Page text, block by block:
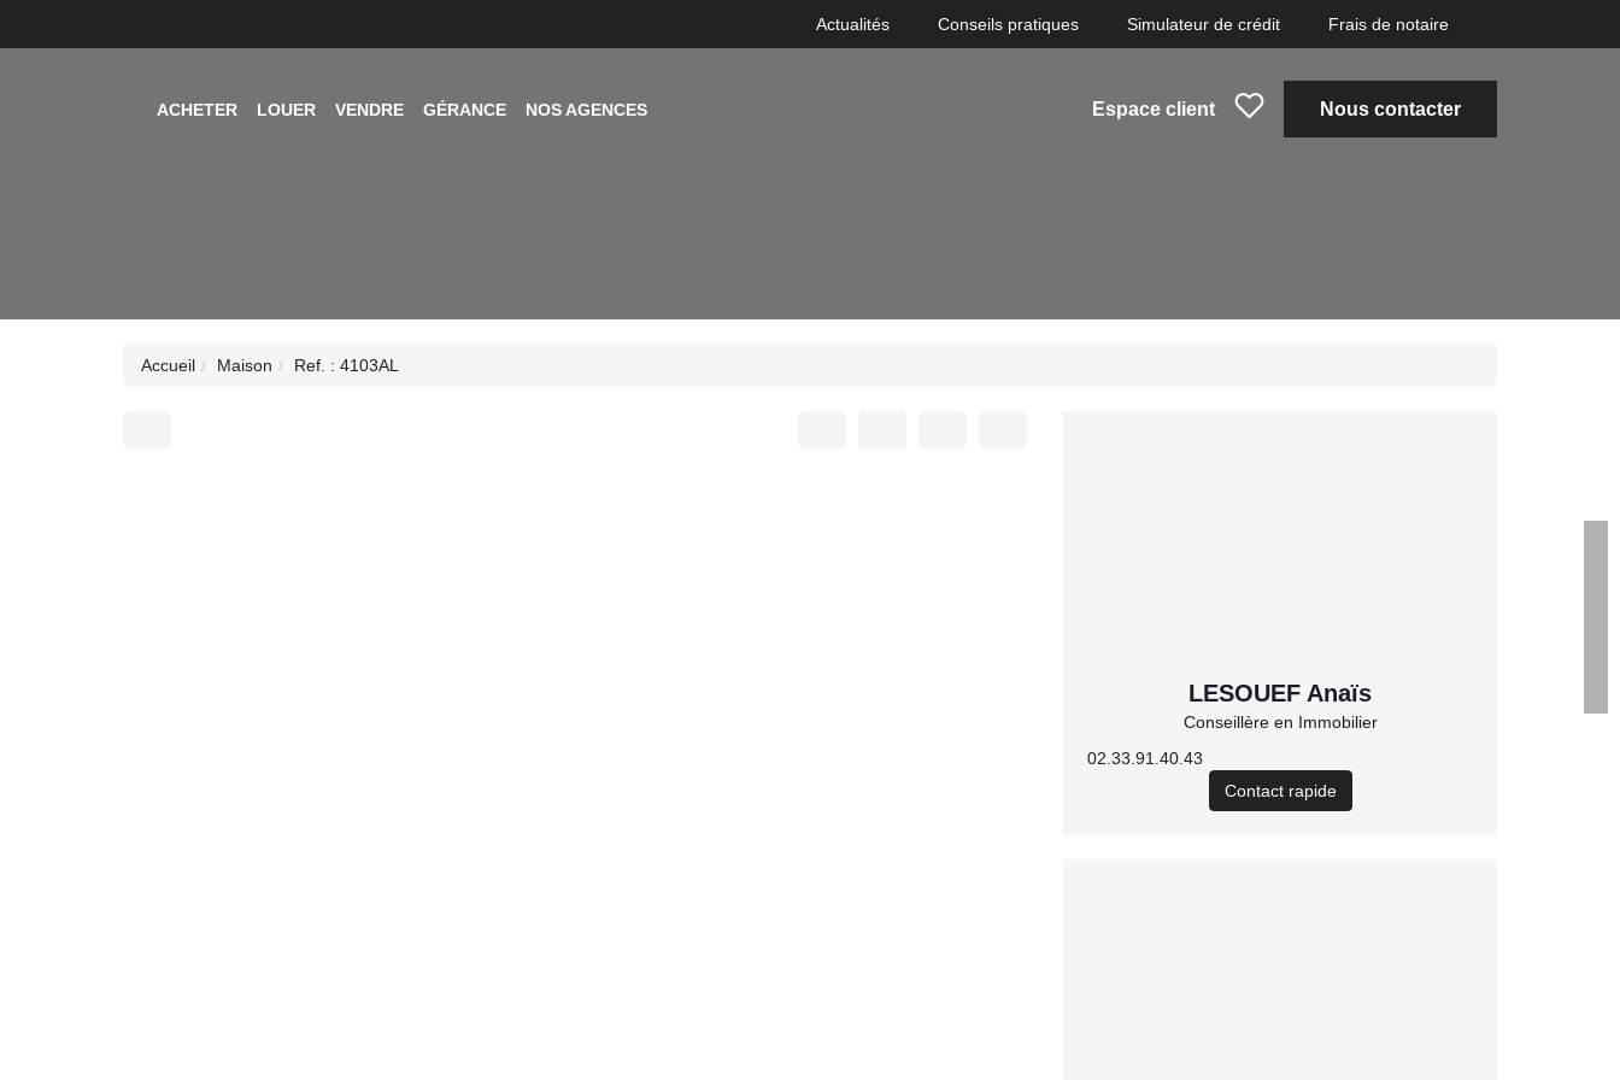
Actualités Conseils pratiques Simulateur de crédit Frais de notaire
ACHETER LOUER VENDRE GÉRANCE NOS AGENCES Espace client Nous contacter
Accueil Maison Ref. : 4103AL
LESOUEF Anaïs
Conseillère en Immobilier
02.33.91.40.43
Contact rapide